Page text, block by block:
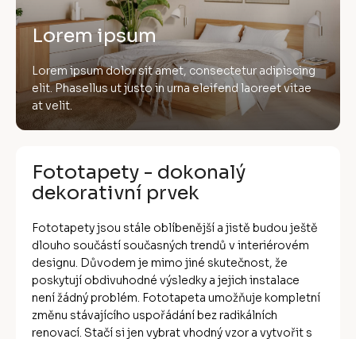
Lorem ipsum
Lorem ipsum dolor sit amet, consectetur adipiscing
elit. Phasellus ut justo in urna eleifend laoreet vitae
at velit.
Fototapety - dokonalý
dekorativní prvek
Fototapety jsou stále oblíbenější a jistě budou ještě
dlouho součástí současných trendů v interiérovém
designu. Důvodem je mimo jiné skutečnost, že
poskytují obdivuhodné výsledky a jejich instalace
není žádný problém. Fototapeta umožňuje kompletní
změnu stávajícího uspořádání bez radikálních
renovací. Stačí si jen vybrat vhodný vzor a vytvořit s